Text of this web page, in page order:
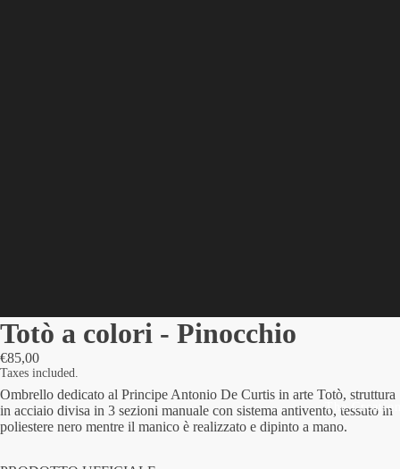
The
Totò a colori - Pinocchio
€85,00
Taxes included.
Ombrello dedicato al Principe Antonio De Curtis in arte Totò, struttura
in acciaio divisa in 3 sezioni manuale con sistema antivento, tessuto in
poliestere nero mentre il manico è realizzato e dipinto a mano.